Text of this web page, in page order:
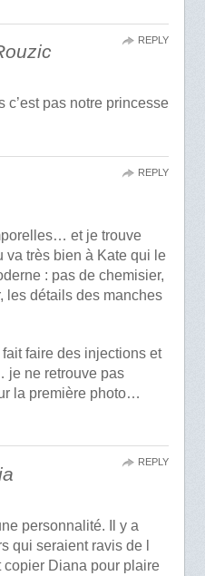
c’est pas notre princesse
REPLY
et je trouve
va très bien à Kate qui le
: pas de chemisier,
les détails des manches
fait faire des injections et
ne retrouve pas
la première photo…
REPLY
personnalité. Il y a
qui seraient ravis de l
copier Diana pour plaire
REPLY